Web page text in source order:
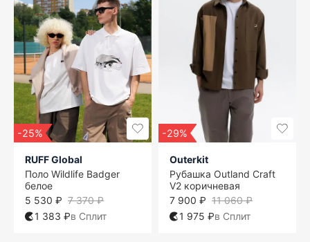
-25%
RUFF Global
Поло Wildlife Badger
белое
7 370 ₽
5 530 ₽
1 383 ₽в Сплит
-29%
Outerkit
Рубашка Outland Craft
V2 коричневая
11 060 ₽
7 900 ₽
1 975 ₽в Сплит